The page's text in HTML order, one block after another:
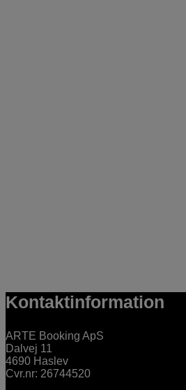
Kontaktinformation
ARTE Booking ApS
Dalvej 11
4690 Haslev
Cvr.nr: 26744520